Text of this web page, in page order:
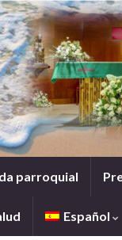
parroquial
Español